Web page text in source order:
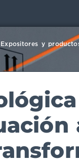
Expositores y